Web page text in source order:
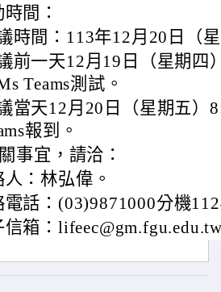
間：
時間：113年12月20日（
前一天12月19日（星期四
Teams測試。
當天12月20日（星期五）
報到。
事宜，請洽：
人：林弘偉。
電話：(03)9871000分機
信箱：